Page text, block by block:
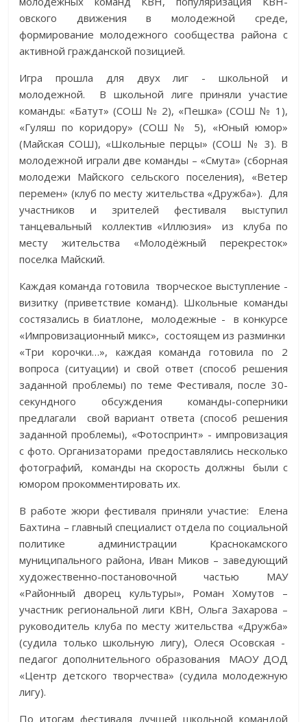
овского движения в молодежной среде,
формирование молодежного сообщества района с
активной гражданской позицией.
Игра прошла для двух лиг - школьной и
молодежной. В школьной лиге приняли участие
команды: «Батут» (СОШ № 2), «Пешка» (СОШ № 1),
«Гуляш по коридору» (СОШ № 5), «Юный юмор»
(Майская СОШ), «Школьные перцы» (СОШ № 3). В
молодежной играли две команды – «Смута» (сборная
молодежи Майского сельского поселения), «Ветер
перемен» (клуб по месту жительства «Дружба»). Для
участников и зрителей фестиваля выступил
танцевальный коллектив «Иллюзия» из клуба по
месту жительства «Молодёжный перекресток»
поселка Майский.
Каждая команда готовила творческое выступление -
визитку (приветствие команд). Школьные команды
состязались в биатлоне, молодежные - в конкурсе
«Импровизационный микс», состоящем из разминки
«Три корочки…», каждая команда готовила по 2
вопроса (ситуации) и свой ответ (способ решения
заданной проблемы) по теме Фестиваля, после 30-
секундного обсуждения команды-соперники
предлагали свой вариант ответа (способ решения
заданной проблемы), «Фотоспринт» - импровизация
с фото. Организаторами предоставлялись несколько
фотографий, команды на скорость должны были с
юмором прокомментировать их.
В работе жюри фестиваля приняли участие: Елена
Бахтина – главный специалист отдела по социальной
политике администрации Краснокамского
муниципального района, Иван Миков – заведующий
художественно-постановочной частью МАУ
«Районный дворец культуры», Роман Хомутов –
участник региональной лиги КВН, Ольга Захарова –
руководитель клуба по месту жительства «Дружба»
(судила только школьную лигу), Олеся Осовская -
педагог дополнительного образования МАОУ ДОД
«Центр детского творчества» (судила молодежную
лигу).
По итогам фестиваля лучшей школьной командой